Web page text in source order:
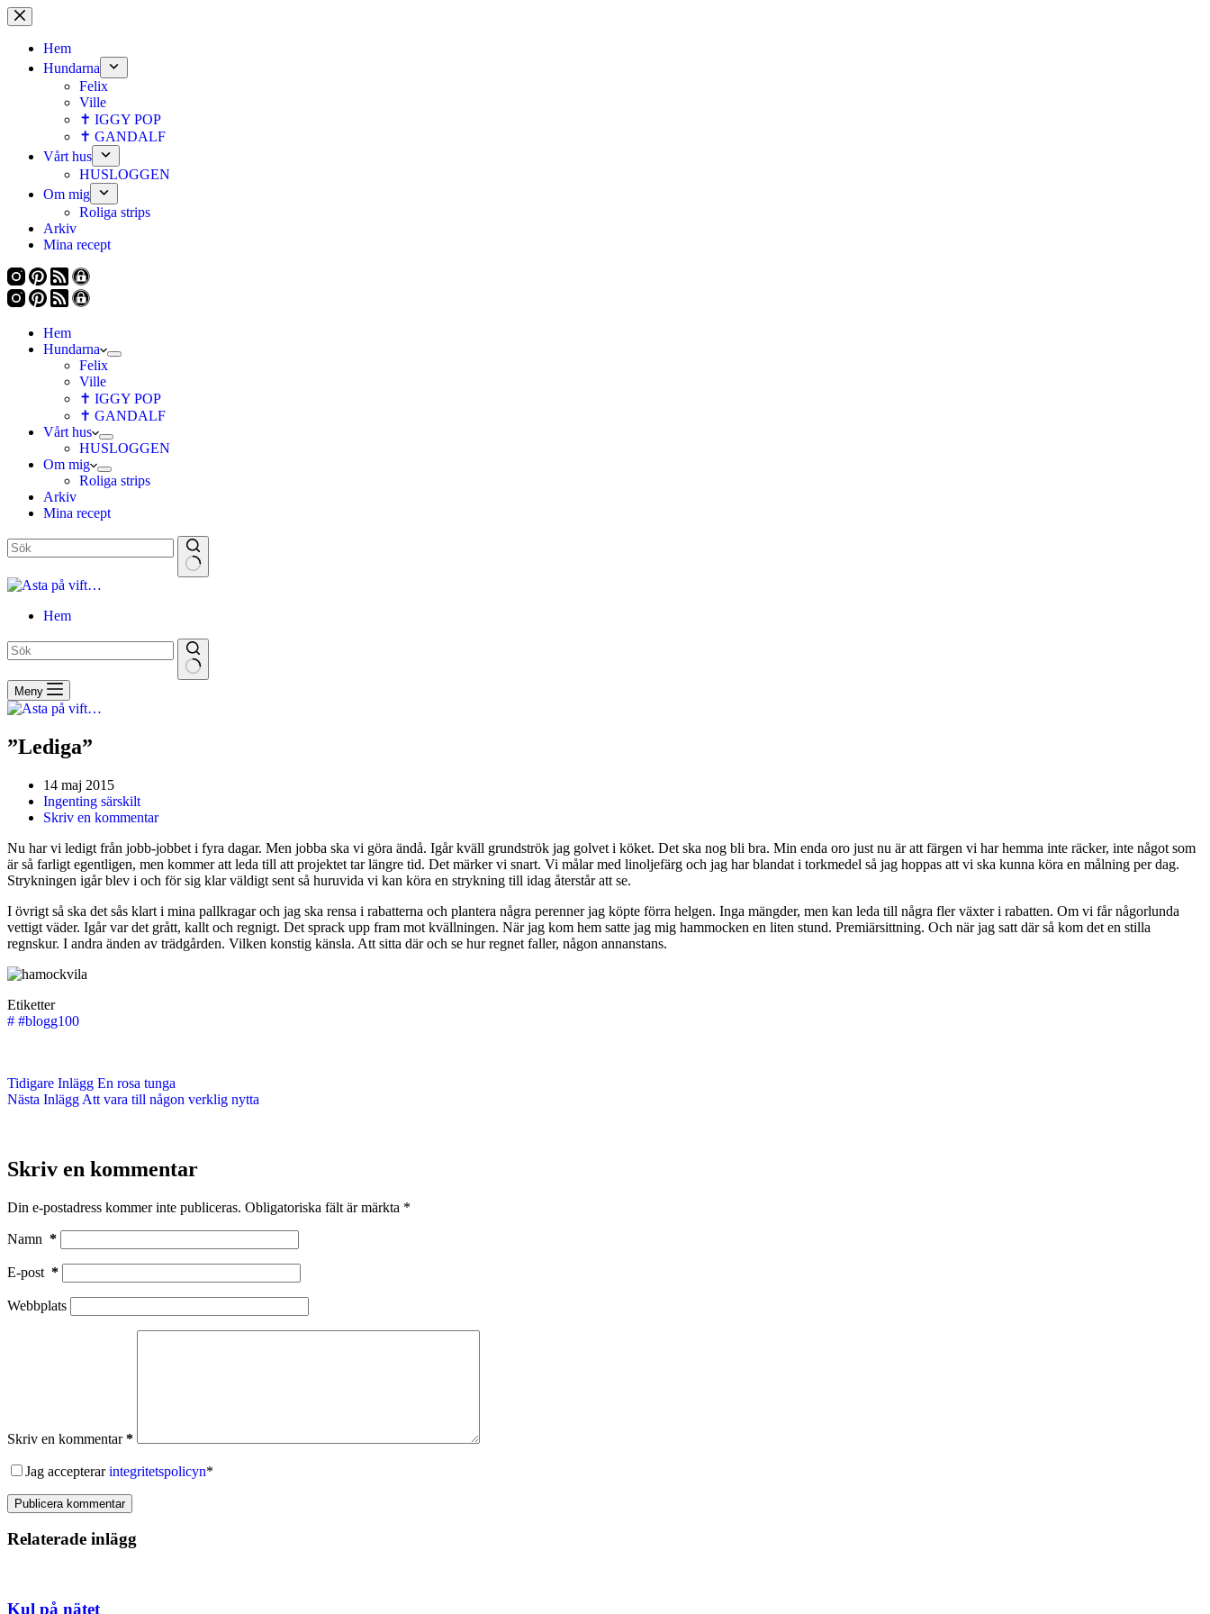
Hoppa
till
innehållHem
Hundarna
Felix
Ville
✝ IGGY POP
✝ GANDALF
Vårt hus
HUSLOGGEN
Om mig
Roliga strips
Arkiv
Mina recept
Hem
Hundarna
Felix
Ville
✝ IGGY POP
✝ GANDALF
Vårt hus
HUSLOGGEN
Om mig
Roliga strips
Arkiv
Mina recept
Hem
Meny
”Lediga”
14 maj 2015
Ingenting särskilt
Skriv en kommentar
Nu har vi ledigt från jobb-jobbet i fyra dagar. Men jobba ska vi göra ändå. Igår kväll grundströk jag golvet i köket. Det ska nog bli bra. Min enda oro just nu är att färgen vi har hemma inte räcker, inte något som
är så farligt egentligen, men kommer att leda till att projektet tar längre tid. Det märker vi snart. Vi målar med linoljefärg och jag har blandat i torkmedel så jag hoppas att vi ska kunna köra en målning per dag.
Strykningen igår blev i och för sig klar väldigt sent så huruvida vi kan köra en strykning till idag återstår att se.
I övrigt så ska det sås klart i mina pallkragar och jag ska rensa i rabatterna och plantera några perenner jag köpte förra helgen. Inga mängder, men kan leda till några fler växter i rabatten. Om vi får någorlunda
vettigt väder. Igår var det grått, kallt och regnigt. Det sprack upp fram mot kvällningen. När jag kom hem satte jag mig hammocken en liten stund. Premiärsittning. Och när jag satt där så kom det en stilla
regnskur. I andra änden av trädgården. Vilken konstig känsla. Att sitta där och se hur regnet faller, någon annanstans.
Etiketter
# #blogg100
Tidigare Inlägg En rosa tunga
Nästa Inlägg Att vara till någon verklig nytta
Skriv en kommentar
Din e-postadress kommer inte publiceras. Obligatoriska fält är märkta *
Namn *
E-post *
Webbplats
Skriv en kommentar*
Jag accepterarintegritetspolicyn*
Publicera kommentar
Relaterade inlägg
Kul på nätet